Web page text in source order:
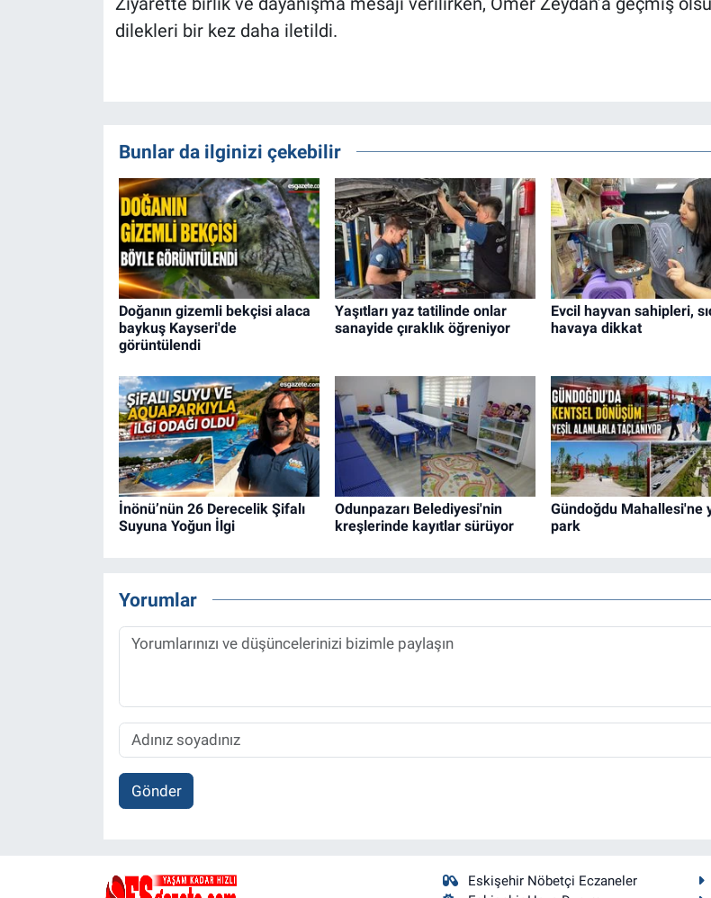
dilekleri bir kez daha iletildi.
Bunlar da ilginizi çekebilir
Doğanın gizemli bekçisi alaca
baykuş Kayseri'de
görüntülendi
Yaşıtları yaz tatilinde onlar
sanayide çıraklık öğreniyor
Evcil hayvan sahipleri,
havaya dikkat
İnönü’nün 26 Derecelik Şifalı
Suyuna Yoğun İlgi
Odunpazarı Belediyesi'nin
kreşlerinde kayıtlar sürüyor
Gündoğdu Mahallesi'ne
park
Yorumlar
Gönder
Eskişehir Nöbetçi Eczaneler